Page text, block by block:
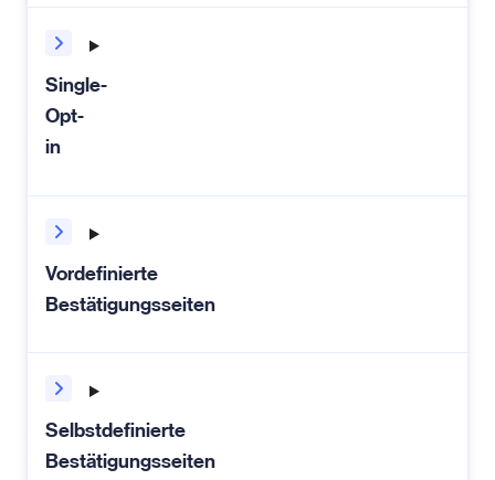
Single-
Opt-
in
Vordefinierte
Bestätigungsseiten
Selbstdefinierte
Bestätigungsseiten